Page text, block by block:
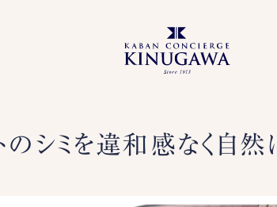
のシミを違和感なく自